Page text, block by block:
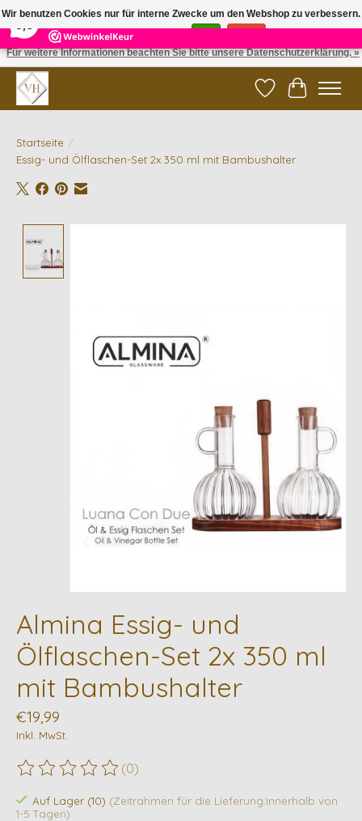
5 Reviews ×
✓ Gratis verzending vanaf €200 | ✓ 14 dagen retourneren
Wunschzettel
Ihr
Startseite /
Essig- und Ölflaschen-Set 2x 350 ml mit Bambushalter
Almina Essig- und
Ölflaschen-Set 2x 350 ml
mit Bambushalter
€19,99
Inkl. MwSt.
Die Bewertung dieses Produkts ist
(0)
Auf Lager (10) (Zeitrahmen für die Lieferung:Innerhalb von
1-5 Tagen)
Wir benutzen Cookies nur für interne Zwecke um den Webshop zu verbessern.
Ist das in Ordnung?
Für weitere Informationen beachten Sie bitte unsere Datenschutzerklärung. »